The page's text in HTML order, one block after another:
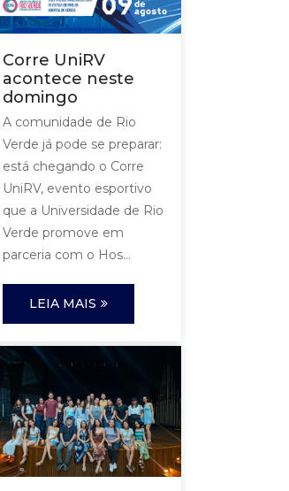
Corre UniRV
acontece neste
domingo
A comunidade de Rio
Verde já pode se preparar:
está chegando o Corre
UniRV, evento esportivo
que a Universidade de Rio
Verde promove em
parceria com o Hos...
LEIA MAIS